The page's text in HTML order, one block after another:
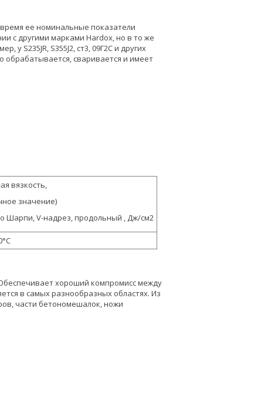
ее номинальные показатели
с другими марками Hardox, но в то же
S235JR, S355J2, ст3, 09Г2С и других
обрабатывается, сваривается и имеет
вязкость,
значение)
Шарпи, V-надрез, продольный , Дж/см2
хороший компромисс между
в самых разнообразных областях. Из
части бетономешалок, ножи